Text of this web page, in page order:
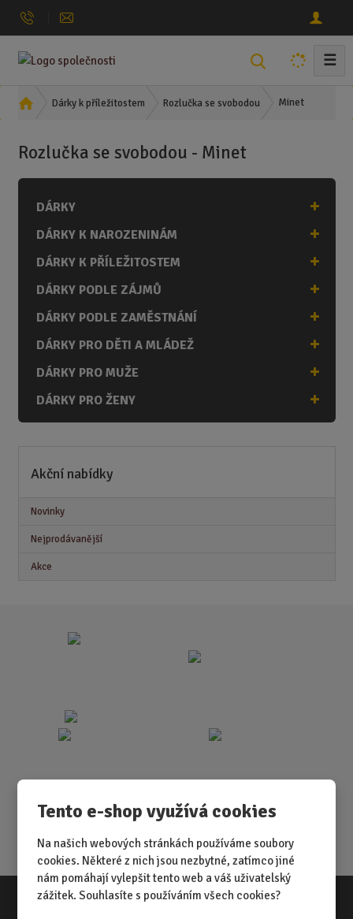
Tento e-shop využívá cookies
Na našich webových stránkách používáme soubory
cookies. Některé z nich jsou nezbytné, zatímco jiné
nám pomáhají vylepšit tento web a váš uživatelský
zážitek. Souhlasíte s používáním všech cookies?
a
☰
Ú
d
s
a
a
Dárky k příležitostem Rozlučka se svobodou Minet
Rozlučka se svobodou - Minet
DÁRKY
DÁRKY K NAROZENINÁM
DÁRKY K PŘÍLEŽITOSTEM
DÁRKY PODLE ZÁJMŮ
DÁRKY PODLE ZAMĚSTNÁNÍ
DÁRKY PRO DĚTI A MLÁDEŽ
DÁRKY PRO MUŽE
DÁRKY PRO ŽENY
Akční nabídky
Novinky
Nejprodávanější
Akce